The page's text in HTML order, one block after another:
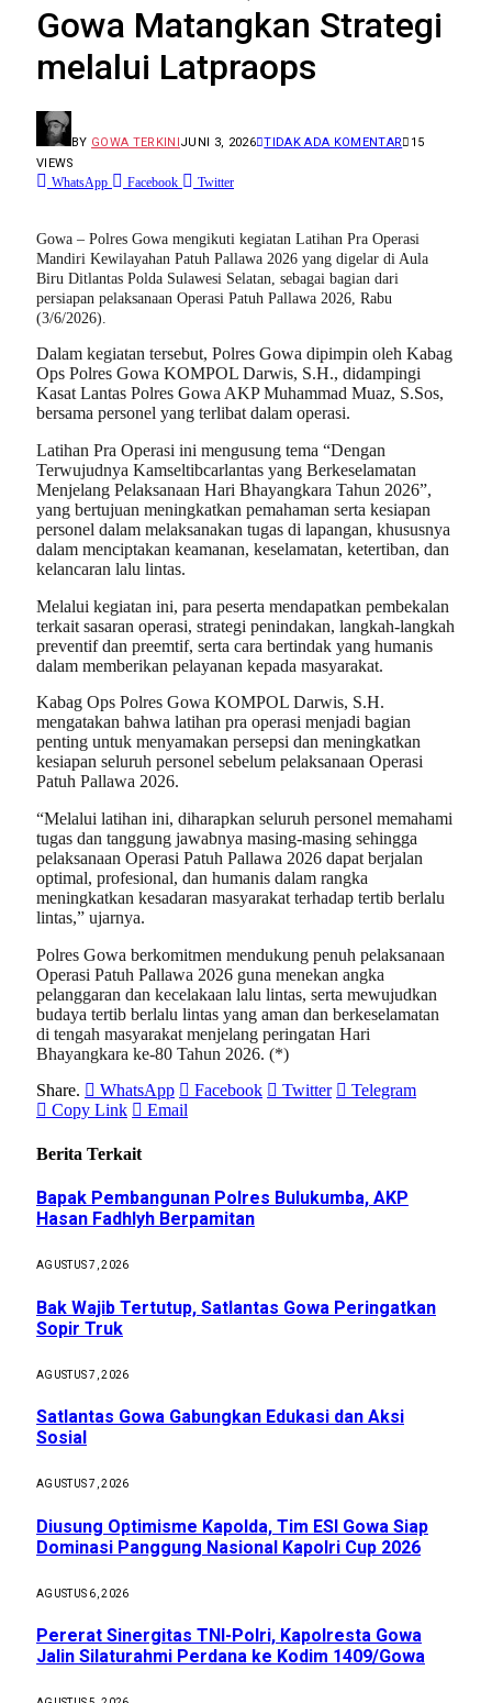
Gowa Matangkan Strategi
melalui Latpraops
BY GOWA TERKINIJUNI 3, 2026 TIDAK ADA KOMENTAR
15
VIEWS
WhatsApp Facebook Twitter
Gowa – Polres Gowa mengikuti kegiatan Latihan Pra Operasi
Mandiri Kewilayahan Patuh Pallawa 2026 yang digelar di Aula
Biru Ditlantas Polda Sulawesi Selatan, sebagai bagian dari
persiapan pelaksanaan Operasi Patuh Pallawa 2026, Rabu
(3/6/2026).
Dalam kegiatan tersebut, Polres Gowa dipimpin oleh Kabag
Ops Polres Gowa KOMPOL Darwis, S.H., didampingi
Kasat Lantas Polres Gowa AKP Muhammad Muaz, S.Sos,
bersama personel yang terlibat dalam operasi.
Latihan Pra Operasi ini mengusung tema “Dengan
Terwujudnya Kamseltibcarlantas yang Berkeselamatan
Menjelang Pelaksanaan Hari Bhayangkara Tahun 2026”,
yang bertujuan meningkatkan pemahaman serta kesiapan
personel dalam melaksanakan tugas di lapangan, khususnya
dalam menciptakan keamanan, keselamatan, ketertiban, dan
kelancaran lalu lintas.
Melalui kegiatan ini, para peserta mendapatkan pembekalan
terkait sasaran operasi, strategi penindakan, langkah-langkah
preventif dan preemtif, serta cara bertindak yang humanis
dalam memberikan pelayanan kepada masyarakat.
Kabag Ops Polres Gowa KOMPOL Darwis, S.H.
mengatakan bahwa latihan pra operasi menjadi bagian
penting untuk menyamakan persepsi dan meningkatkan
kesiapan seluruh personel sebelum pelaksanaan Operasi
Patuh Pallawa 2026.
“Melalui latihan ini, diharapkan seluruh personel memahami
tugas dan tanggung jawabnya masing-masing sehingga
pelaksanaan Operasi Patuh Pallawa 2026 dapat berjalan
optimal, profesional, dan humanis dalam rangka
meningkatkan kesadaran masyarakat terhadap tertib berlalu
lintas,” ujarnya.
Polres Gowa berkomitmen mendukung penuh pelaksanaan
Operasi Patuh Pallawa 2026 guna menekan angka
pelanggaran dan kecelakaan lalu lintas, serta mewujudkan
budaya tertib berlalu lintas yang aman dan berkeselamatan
di tengah masyarakat menjelang peringatan Hari
Bhayangkara ke-80 Tahun 2026. (*)
Share.
WhatsApp Facebook Twitter
Telegram
Copy Link
Email
Berita Terkait
Bapak Pembangunan Polres Bulukumba, AKP
Hasan Fadhlyh Berpamitan
AGUSTUS 7, 2026
Bak Wajib Tertutup, Satlantas Gowa Peringatkan
Sopir Truk
AGUSTUS 7, 2026
Satlantas Gowa Gabungkan Edukasi dan Aksi
Sosial
AGUSTUS 7, 2026
Diusung Optimisme Kapolda, Tim ESI Gowa Siap
Dominasi Panggung Nasional Kapolri Cup 2026
AGUSTUS 6, 2026
Pererat Sinergitas TNI-Polri, Kapolresta Gowa
Jalin Silaturahmi Perdana ke Kodim 1409/Gowa